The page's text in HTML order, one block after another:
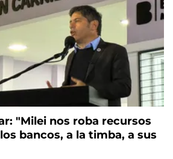
"Milei nos roba recursos
bancos, a la timba, a sus